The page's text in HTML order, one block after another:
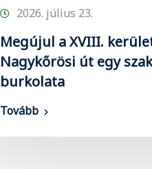
2026. július 23.
Megújul a XVIII.
Nagykőrösi út egy
burkolata
Tovább